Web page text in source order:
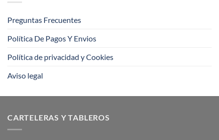
Preguntas Frecuentes
Política De Pagos Y Envios
Política de privacidad y Cookies
Aviso legal
CARTELERAS Y TABLEROS